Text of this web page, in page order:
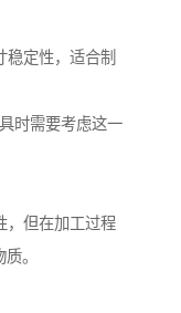
定性，适合制
时需要考虑这一
，但在加工过程
。